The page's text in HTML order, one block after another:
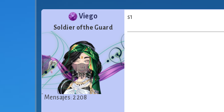
Viego
Soldier of the Guard
Mensajes: 2 208
s1